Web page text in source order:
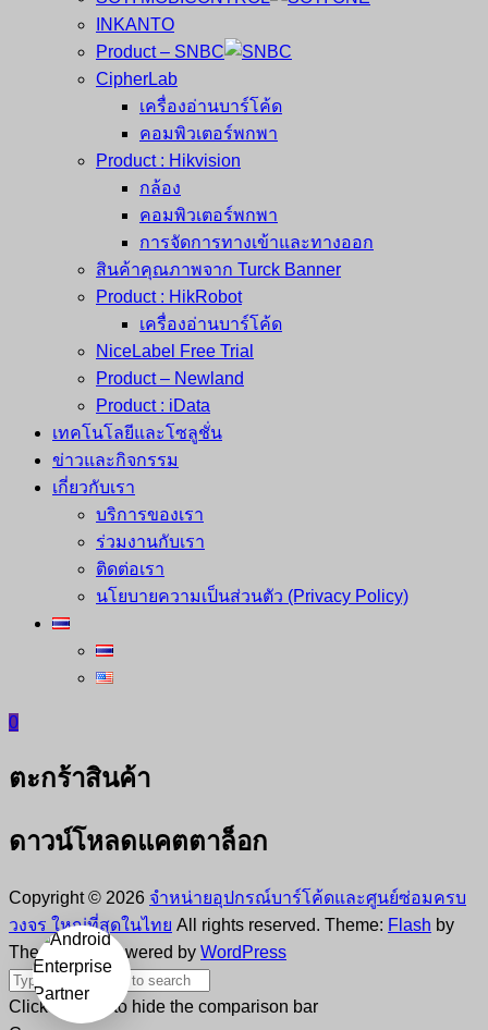
INKANTO
Product – SNBC
CipherLab
เครื่องอ่านบาร์โค้ด
คอมพิวเตอร์พกพา
Product : Hikvision
กล้อง
คอมพิวเตอร์พกพา
การจัดการทางเข้าและทางออก
สินค้าคุณภาพจาก Turck Banner
Product : HikRobot
เครื่องอ่านบาร์โค้ด
NiceLabel Free Trial
Product – Newland
Product : iData
เทคโนโลยีและโซลูชั่น
ข่าวและกิจกรรม
เกี่ยวกับเรา
บริการของเรา
ร่วมงานกับเรา
ติดต่อเรา
นโยบายความเป็นส่วนตัว (Privacy Policy)
0
ตะกร้าสินค้า
ดาวน์โหลดแคตตาล็อก
Copyright © 2026 จำหน่ายอุปกรณ์บาร์โค้ดและศูนย์ซ่อมครบ
วงจร ใหญ่ที่สุดในไทย All rights reserved. Theme: Flash by
ThemeGrill. Powered by WordPress
Click outside to hide the comparison bar